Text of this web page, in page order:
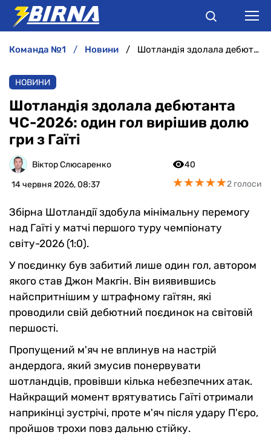
АНАЛІТИКА
ІНТЕРВ'Ю
РІЗНЕ
БУКМЕКЕРИ
команда №1 новини Шотландія здолала дебютанта ЧС-2026: один гол вирішив долю гри з Гаїті
НОВИНИ
Шотландія здолала дебютанта
ЧС-2026: один гол вирішив долю
гри з Гаїті
Віктор Слюсаренко
14 червня 2026, 08:37
40
★★★★★
★★★★★2 голоси
Збірна Шотландії здобула мінімальну перемогу
над Гаїті у матчі першого туру чемпіонату
світу-2026 (1:0).
У поєдинку був забитий лише один гол, автором
якого став Джон Макгін. Він виявившись
найспритнішим у штрафному гаїтян, які
проводили свій дебютний поєдинок на світовій
першості.
Пропущений м'яч не вплинув на настрій
андердога, який змусив понервувати
шотландців, провівши кілька небезпечних атак.
Найкращий момент врятуватись Гаїті отримали
наприкінці зустрічі, проте м'яч після удару П'єро,
пройшов трохи повз дальню стійку.